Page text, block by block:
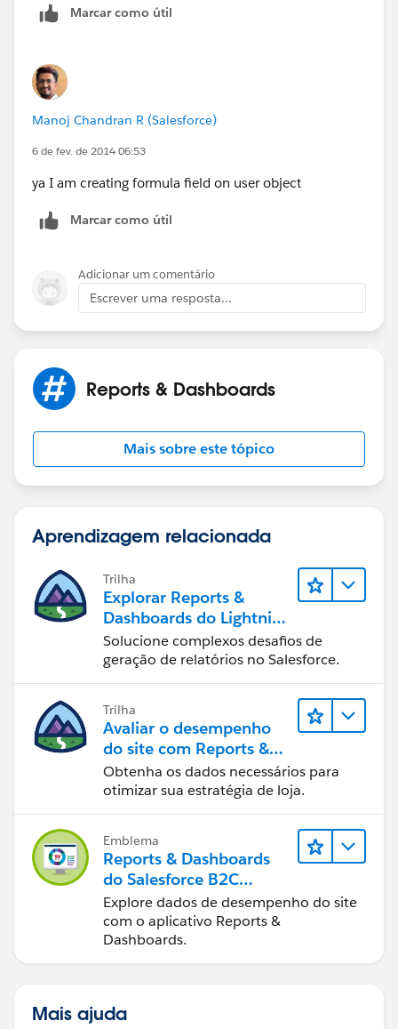
Marcar como útil
Manoj Chandran R (Salesforce)
6 de fev. de 2014 06:53
ya I am creating formula field on user object
Marcar como útil
Adicionar um comentário
Escrever uma resposta...
Reports & Dashboards
Mais sobre este tópico
Aprendizagem relacionada
Trilha
Explorar Reports &
Dashboards do Lightning
Experience
Solucione complexos desafios de
geração de relatórios no Salesforce.
Trilha
Avaliar o desempenho
do site com Reports &
Dashboards do B2C
Commerce
Obtenha os dados necessários para
otimizar sua estratégia de loja.
Emblema
Reports & Dashboards
do Salesforce B2C
Commerce
Explore dados de desempenho do site
com o aplicativo Reports &
Dashboards.
Mais ajuda